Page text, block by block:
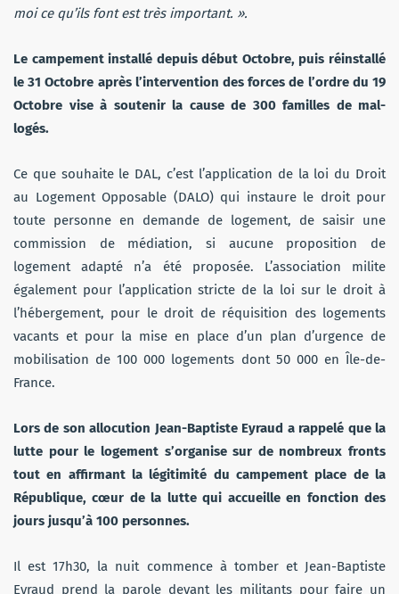
moi ce qu’ils font est très important. ».
Le campement installé depuis début Octobre, puis réinstallé
le 31 Octobre après l’intervention des forces de l’ordre du 19
Octobre vise à soutenir la cause de 300 familles de mal-
logés.
Ce que souhaite le DAL, c’est l’application de la loi du Droit
au Logement Opposable (DALO) qui instaure le droit pour
toute personne en demande de logement, de saisir une
commission de médiation, si aucune proposition de
logement adapté n’a été proposée. L’association milite
également pour l’application stricte de la loi sur le droit à
l’hébergement, pour le droit de réquisition des logements
vacants et pour la mise en place d’un plan d’urgence de
mobilisation de 100 000 logements dont 50 000 en Île-de-
France.
Lors de son allocution Jean-Baptiste Eyraud a rappelé que la
lutte pour le logement s’organise sur de nombreux fronts
tout en affirmant la légitimité du campement place de la
République, cœur de la lutte qui accueille en fonction des
jours jusqu’à 100 personnes.
Il est 17h30, la nuit commence à tomber et Jean-Baptiste
Eyraud prend la parole devant les militants pour faire un